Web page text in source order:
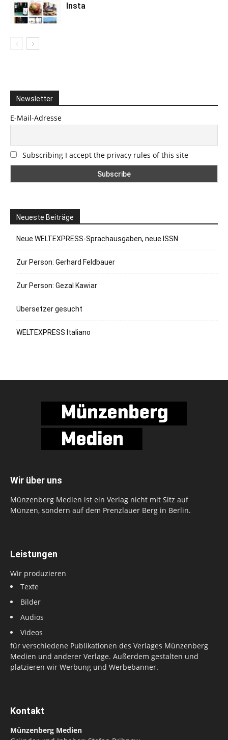
Insta
Newsletter
E-Mail-Adresse
Subscribing I accept the privacy rules of this site
Neueste Beiträge
Neue WELTEXPRESS-Sprachausgaben, neue ISSN
Zur Person: Gerhard Feldbauer
Zur Person: Gezal Kawiar
Übersetzer gesucht
WELTEXPRESS Italiano
Wir über uns
Münzenberg Medien ist ein Verlag nicht mit Sitz auf
Münzen, sondern auf dem Prenzlauer Berg in Berlin.
Leistungen
Wir produzieren
Texte
Bilder
Audios
Videos
für verschiedene Publikationen des Verlages Münzenberg
Medien und anderer Verlage. Außerdem gestalten und
platzieren wir Werbung und Werbebanner.
Kontakt
Münzenberg Medien